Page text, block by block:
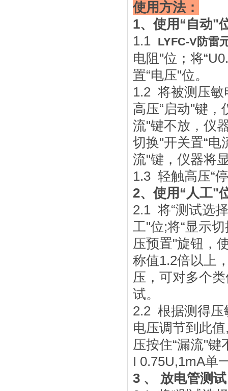
使用方法：
1、使用“自动"
1.1 LYFC-V防雷
电阻"位；将
置“电压"位。
1.2 将被测压敏
高压“启动"键，
流"键不放，仪
切换"开关置“电
流"键，仪器将
1.3 轻触高压“
2、使用“人工"
2.1 将“测试选
工"位;将“显示
压预置"旋钮，
称值1.2倍以上
压，可对多个
试。
2.2 根据测得压
电压调节到此
压按住“漏流"
I 0.75U,1mA单
3 、 放电管测试